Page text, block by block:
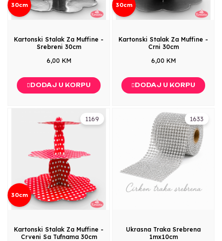
30cm
Kartonski Stalak Za Muffine -
Srebreni 30cm
6,00 KM
DODAJ U KORPU
30cm
Kartonski Stalak Za Muffine -
Crni 30cm
6,00 KM
DODAJ U KORPU
1169
30cm
Kartonski Stalak Za Muffine -
Crveni Sa Tufnama 30cm
1633
Ukrasna Traka Srebrena
1mx10cm